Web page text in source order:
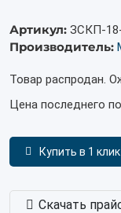
Артикул: ЗСКП-
Производитель:
Товар распродан.
Цена последнего
Купить в 1 клик
Скачать